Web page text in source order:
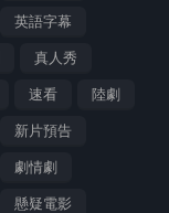
英語字幕
真人秀
速看 陸劇
新片預告
劇情劇
懸疑電影